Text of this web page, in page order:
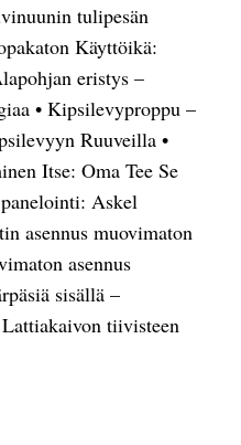
tulipesän
Käyttöikä:
eristys –
• Kipsilevyproppu –
Ruuveilla •
Itse: Oma Tee Se
Askel
asennus muovimaton
asennus
sisällä –
Lattiakaivon tiivisteen